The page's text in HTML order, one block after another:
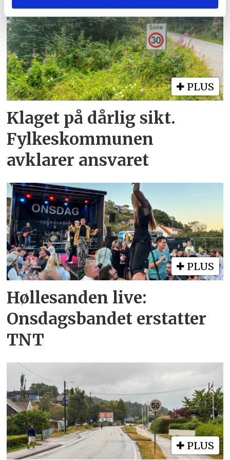
eller som de har samlet inn gjennom din bruk av
tjenestene deres.
PLUS
Klaget på dårlig sikt.
Fylkeskommunen
avklarer ansvaret
PLUS
Høllesanden live:
Onsdagsbandet erstatter
TNT
PLUS